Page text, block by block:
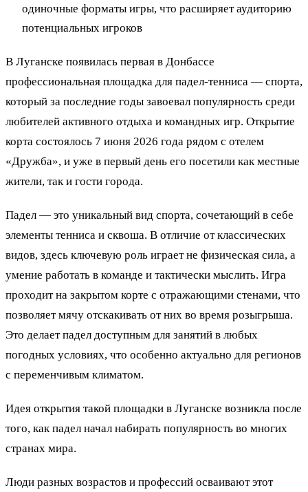
одиночные форматы игры, что расширяет аудиторию
потенциальных игроков
В Луганске появилась первая в Донбассе
профессиональная площадка для падел-тенниса — спорта,
который за последние годы завоевал популярность среди
любителей активного отдыха и командных игр. Открытие
корта состоялось 7 июня 2026 года рядом с отелем
«Дружба», и уже в первый день его посетили как местные
жители, так и гости города.
Падел — это уникальный вид спорта, сочетающий в себе
элементы тенниса и сквоша. В отличие от классических
видов, здесь ключевую роль играет не физическая сила, а
умение работать в команде и тактически мыслить. Игра
проходит на закрытом корте с отражающими стенами, что
позволяет мячу отскакивать от них во время розыгрыша.
Это делает падел доступным для занятий в любых
погодных условиях, что особенно актуально для регионов
с переменчивым климатом.
Идея открытия такой площадки в Луганске возникла после
того, как падел начал набирать популярность во многих
странах мира.
Люди разных возрастов и профессий осваивают этот